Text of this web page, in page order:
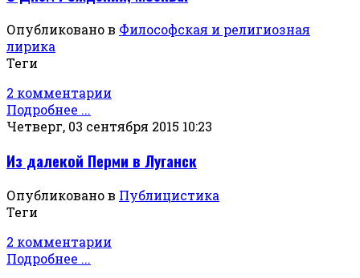
Опубликовано в Философская и религиозная
лирика
Теги
2 комментарии
Подробнее ...
Четверг, 03 сентября 2015 10:23
Из далекой Перми в Луганск
Опубликовано в Публицистика
Теги
2 комментарии
Подробнее ...